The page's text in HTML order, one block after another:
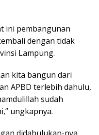
ini pembangunan
dengan tidak
Lampung.
kita bangun dari
APBD terlebih dahulu,
sudah
ungkapnya.